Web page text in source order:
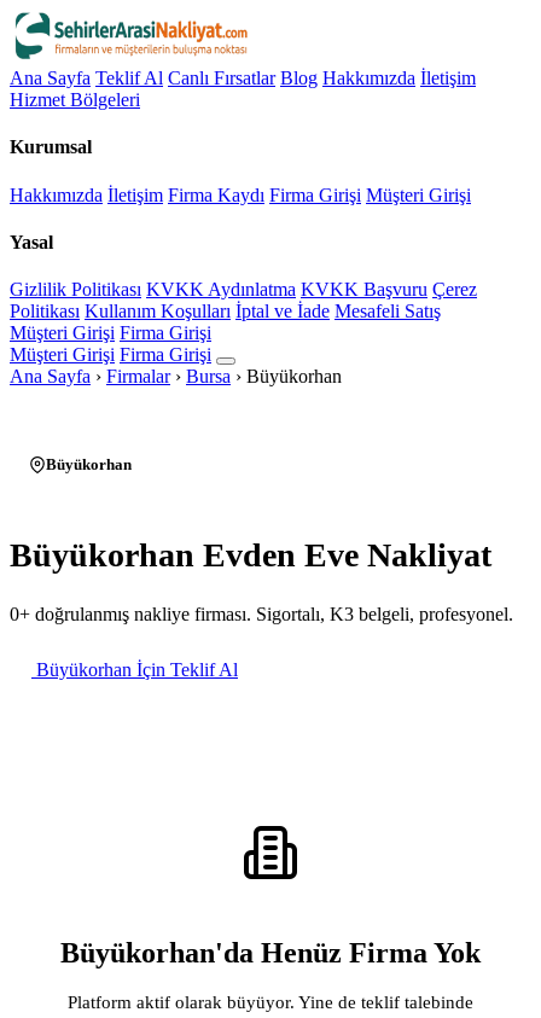
Ana Sayfa Teklif Al Canlı Fırsatlar Blog Hakkımızda İletişim
Hizmet Bölgeleri
Kurumsal
Hakkımızda İletişim Firma Kaydı Firma Girişi Müşteri Girişi
Yasal
Gizlilik Politikası KVKK Aydınlatma KVKK Başvuru Çerez
Politikası Kullanım Koşulları İptal ve İade Mesafeli Satış
Müşteri Girişi Firma Girişi
Müşteri Girişi Firma Girişi
Ana Sayfa › Firmalar › Bursa › Büyükorhan
Büyükorhan
Büyükorhan Evden Eve Nakliyat
0+ doğrulanmış nakliye firması. Sigortalı, K3 belgeli, profesyonel.
Büyükorhan İçin Teklif Al
Büyükorhan'da Henüz Firma Yok
Platform aktif olarak büyüyor. Yine de teklif talebinde